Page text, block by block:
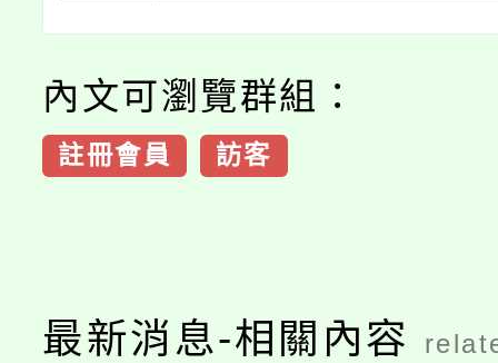
內文可瀏覽群組：
註冊會員 訪客
最新消息-相關內容